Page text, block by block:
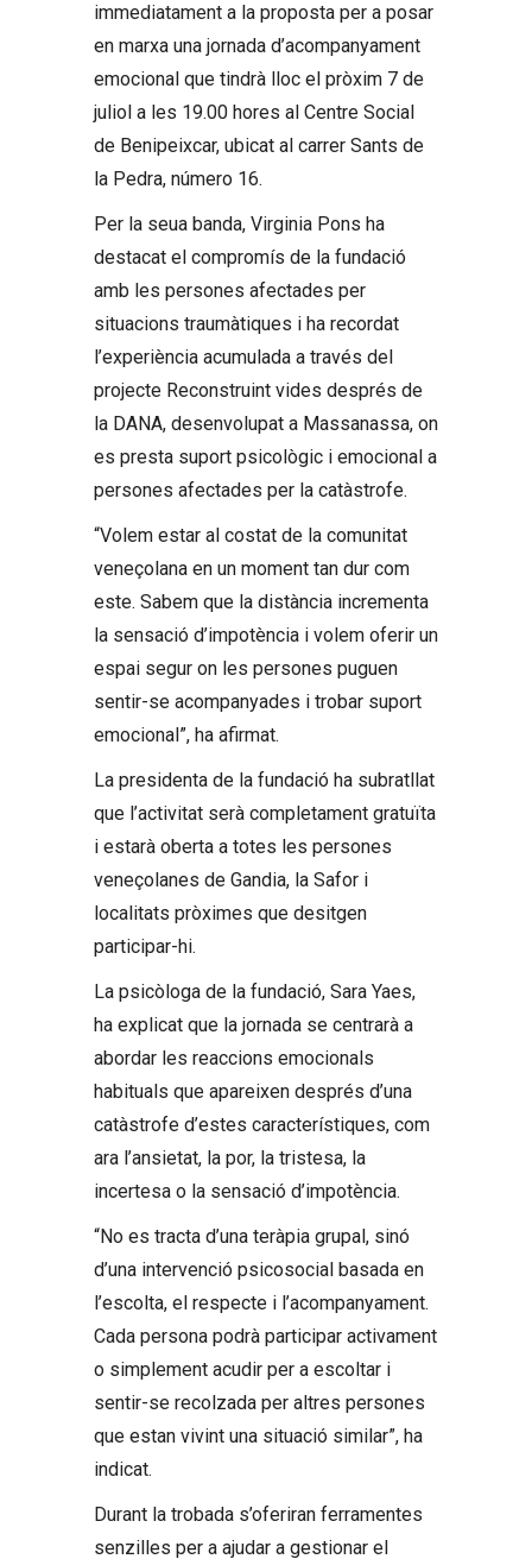
immediatament a la proposta per a posar
en marxa una jornada d’acompanyament
emocional que tindrà lloc el pròxim 7 de
juliol a les 19.00 hores al Centre Social
de Benipeixcar, ubicat al carrer Sants de
la Pedra, número 16.
Per la seua banda, Virginia Pons ha
destacat el compromís de la fundació
amb les persones afectades per
situacions traumàtiques i ha recordat
l’experiència acumulada a través del
projecte Reconstruint vides després de
la DANA, desenvolupat a Massanassa, on
es presta suport psicològic i emocional a
persones afectades per la catàstrofe.
“Volem estar al costat de la comunitat
veneçolana en un moment tan dur com
este. Sabem que la distància incrementa
la sensació d’impotència i volem oferir un
espai segur on les persones puguen
sentir-se acompanyades i trobar suport
emocional”, ha afirmat.
La presidenta de la fundació ha subratllat
que l’activitat serà completament gratuïta
i estarà oberta a totes les persones
veneçolanes de Gandia, la Safor i
localitats pròximes que desitgen
participar-hi.
La psicòloga de la fundació, Sara Yaes,
ha explicat que la jornada se centrarà a
abordar les reaccions emocionals
habituals que apareixen després d’una
catàstrofe d’estes característiques, com
ara l’ansietat, la por, la tristesa, la
incertesa o la sensació d’impotència.
“No es tracta d’una teràpia grupal, sinó
d’una intervenció psicosocial basada en
l’escolta, el respecte i l’acompanyament.
Cada persona podrà participar activament
o simplement acudir per a escoltar i
sentir-se recolzada per altres persones
que estan vivint una situació similar”, ha
indicat.
Durant la trobada s’oferiran ferramentes
senzilles per a ajudar a gestionar el